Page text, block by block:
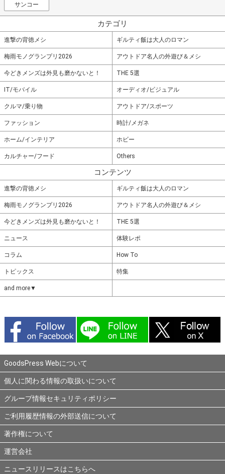
サンコー
カテゴリ
進撃の背徳メシ ギルティ飯は大人のロマン
梅雨モノグランプリ2026 アウトドア名人の外遊び＆メシ
今どきメンズは外見も磨かないと！ THE 5選
IT/モバイル オーディオ/ビジュアル
クルマ/乗り物 アウトドア/スポーツ
ファッション 時計/メガネ
ホーム/インテリア ホビー
カルチャー/フード Others
コンテンツ
進撃の背徳メシ ギルティ飯は大人のロマン
梅雨モノグランプリ2026 アウトドア名人の外遊び＆メシ
今どきメンズは外見も磨かないと！ THE 5選
ニュース 体験レポ
コラム How To
トピックス 特集
and more▼
GoodsPress Webについて
個人に関わる情報の取扱いについて
グループ情報セキュリティポリシー
ご利用履歴情報の外部送信について
著作権について
運営会社
ニュースリリースはこちらへ